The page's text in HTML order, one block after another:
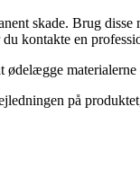
skade. Brug
kontakte en
ødelægge
på